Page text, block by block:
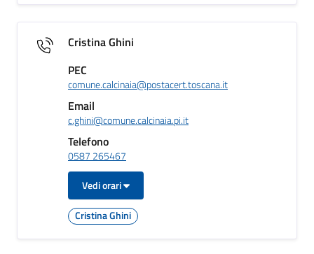
Cristina Ghini
PEC
comune.calcinaia@postacert.toscana.it
Email
c.ghini@comune.calcinaia.pi.it
Telefono
0587 265467
Vedi orari
Cristina Ghini